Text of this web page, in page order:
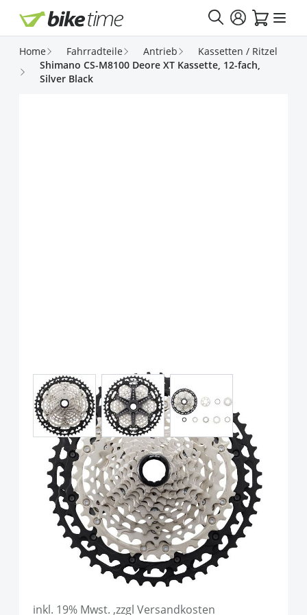
Direkt zum Inhalt
Home Fahrradteile Antrieb
Kassetten / Ritzel
Shimano CS-M8100 Deore XT Kassette, 12-fach,
Silver Black
Shimano CS-M8100 Deore XT
Kassette, 12-fach, Silver Black
Art.-Nr.P93169
174,95 €
inkl. 19% Mwst. ,zzgl Versandkosten
View larger imageView larger image